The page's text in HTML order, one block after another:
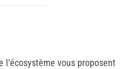
vous proposent